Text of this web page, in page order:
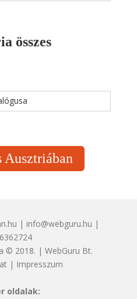
összes
Ausztriában
| info@webguru.hu |
© 2018. | WebGuru Bt.
| Impresszum
oldalak: